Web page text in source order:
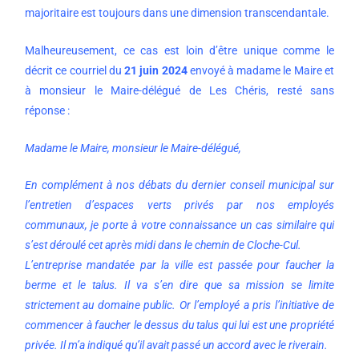
majoritaire est toujours dans une dimension transcendantale.
Malheureusement, ce cas est loin d’être unique comme le
décrit ce courriel du21 juin 2024envoyé à madame le Maire et
à monsieur le Maire-délégué de Les Chéris, resté sans
réponse :
Madame le Maire, monsieur le Maire-délégué,
En complément à nos débats du dernier conseil municipal sur
l’entretien d’espaces verts privés par nos employés
communaux, je porte à votre connaissance un cas similaire qui
s’est déroulé cet après midi dans le chemin de Cloche-Cul.
L’entreprise mandatée par la ville est passée pour faucher la
berme et le talus. Il va s’en dire que sa mission se limite
strictement au domaine public. Or l’employé a pris l’initiative de
commencer à faucher le dessus du talus qui lui est une propriété
privée. Il m’a indiqué qu’il avait passé un accord avec le riverain.